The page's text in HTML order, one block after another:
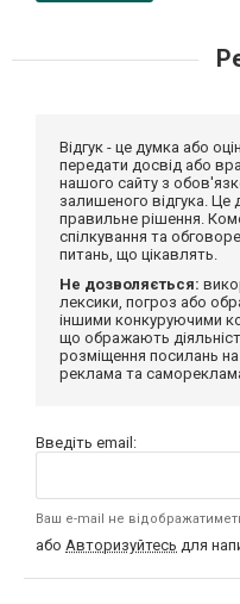
Відгук - це думка або
передати досвід або
нашого сайту з
залишеного відгука.
правильне рішення.
спілкування та
питань, що цікавлять.
Не дозволяється:
лексики, погроз або
іншими конкуруючими
що ображають
розміщення посилань на
реклама та
Введіть email:
Ваш e-mail не
або Авторизуйтесь для